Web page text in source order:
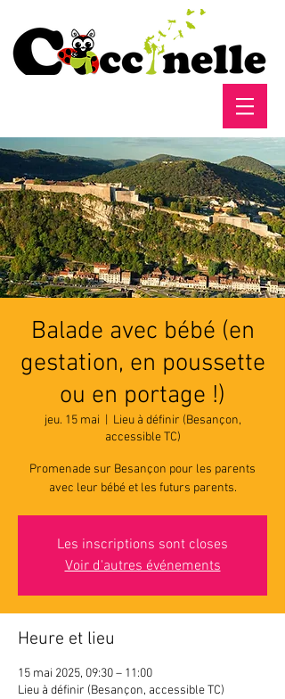
Balade avec bébé (en
gestation, en poussette
ou en portage !)
jeu. 15 mai
Lieu à définir (Besançon,
accessible TC)
Promenade sur Besançon pour les parents
avec leur bébé et les futurs parents.
Les inscriptions sont closes
Voir d'autres événements
Heure et lieu
15 mai 2025, 09:30 – 11:00
Lieu à définir (Besançon, accessible TC)